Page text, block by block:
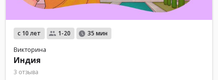
с 10 лет 1-20 35 мин
Викторина
Индия
3 отзыва